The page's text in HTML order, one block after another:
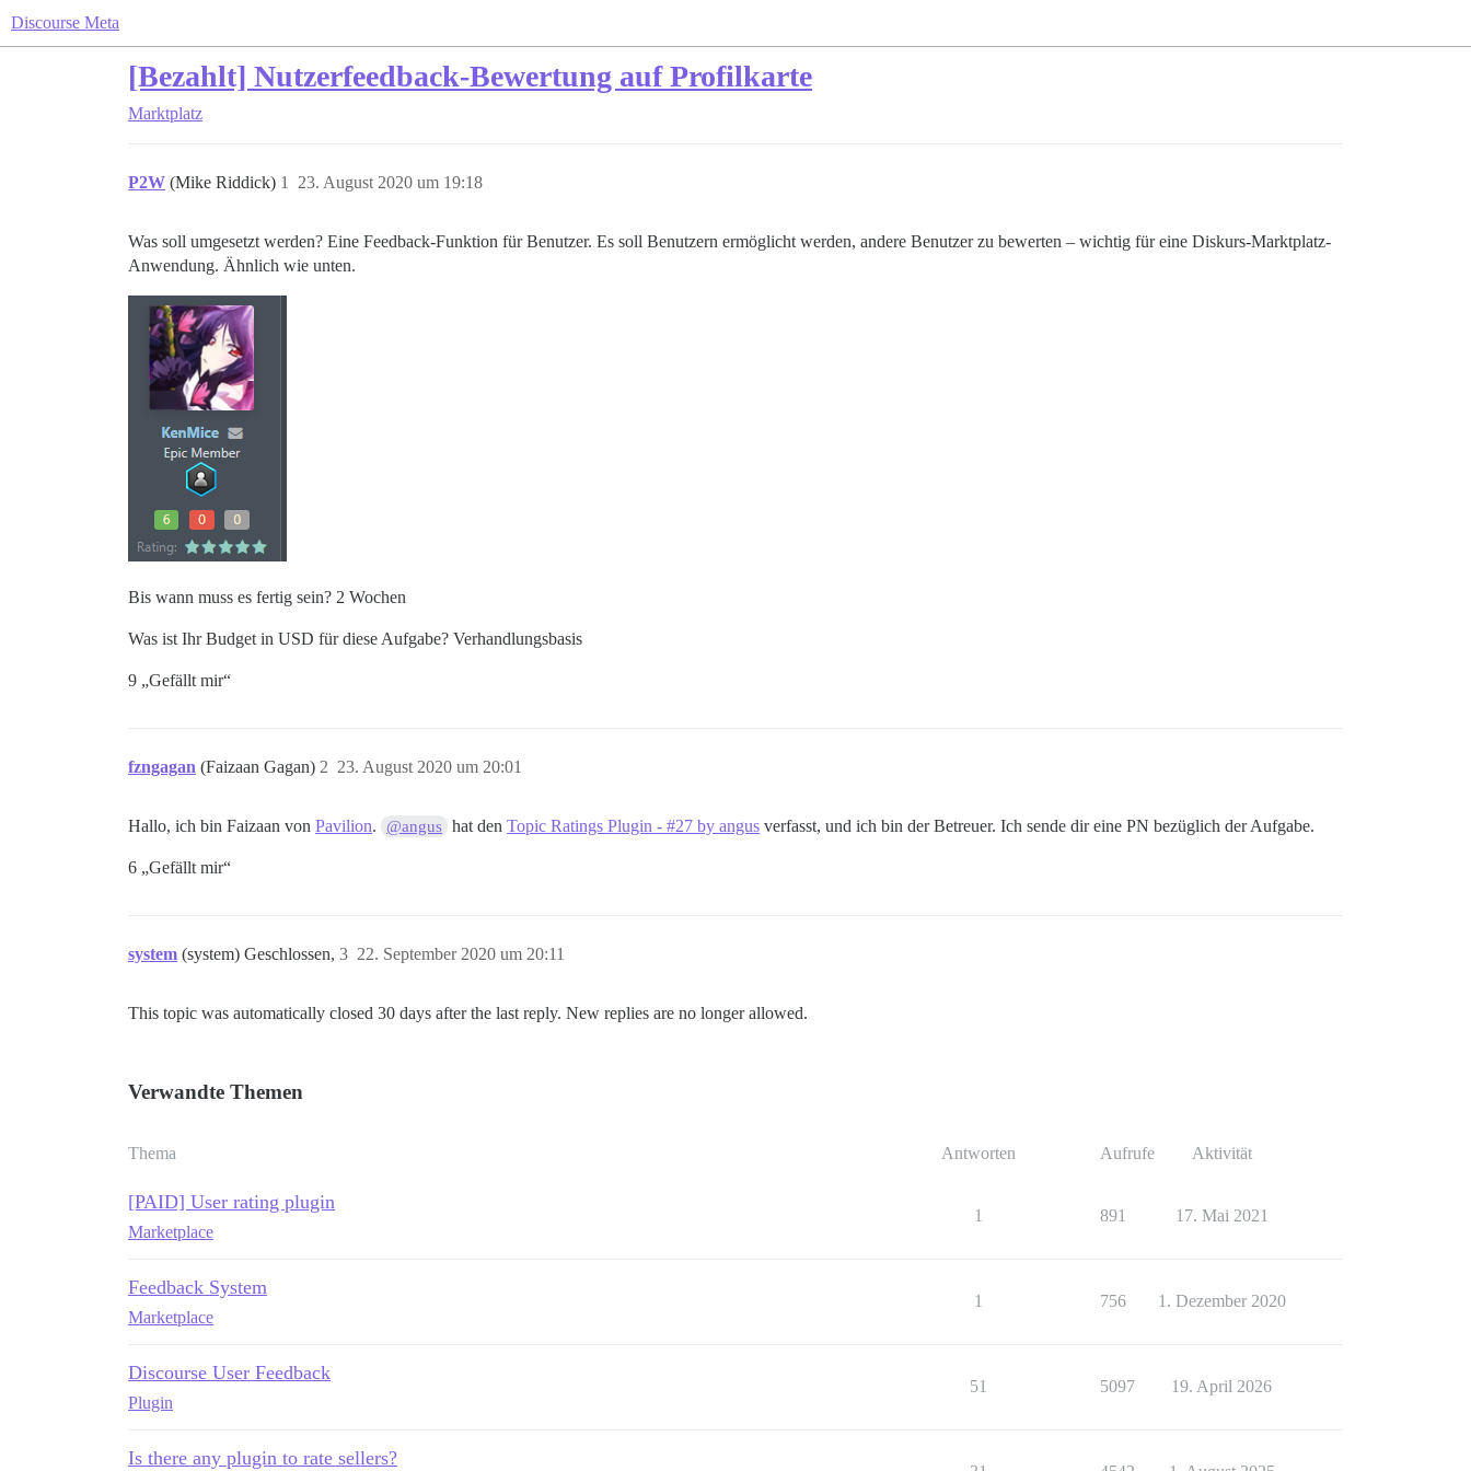
Discourse Meta
[Bezahlt] Nutzerfeedback-Bewertung auf Profilkarte
Marktplatz
P2W (Mike Riddick) 23. August 2020 um 19:18
1
Was soll umgesetzt werden? Eine Feedback-Funktion für Benutzer. Es soll Benutzern ermöglicht werden, andere Benutzer zu bewerten – wichtig für eine Diskurs-Marktplatz-
Anwendung. Ähnlich wie unten.
Bis wann muss es fertig sein? 2 Wochen
Was ist Ihr Budget in USD für diese Aufgabe? Verhandlungsbasis
9 „Gefällt mir“
fzngagan (Faizaan Gagan) 23. August 2020 um 20:01
2
Hallo, ich bin Faizaan von Pavilion. @angus hat denTopic Ratings Plugin - #27 by angus verfasst, und ich bin der Betreuer. Ich sende dir eine PN bezüglich der Aufgabe.
6 „Gefällt mir“
system (system) Geschlossen, 22. September 2020 um 20:11
3
This topic was automatically closed 30 days after the last reply. New replies are no longer allowed.
Verwandte Themen
Thema Antworten Aufrufe Aktivität
[PAID] User rating plugin
Marketplace
1 891 17. Mai 2021
Feedback System
Marketplace
1 756 1. Dezember 2020
Discourse User Feedback
Plugin
51 5097 19. April 2026
Is there any plugin to rate sellers?